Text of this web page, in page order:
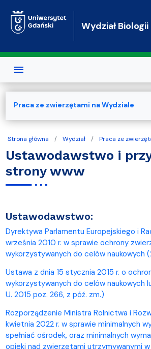
Wydział Biologii
Strona główna Wydział Praca ze
Ustawodawstwo i
strony www
Ustawodawstwo:
Dyrektywa Parlamentu Europejskiego i
września 2010 r. w sprawie ochrony
wykorzystywanych do celów naukowych
Ustawa z dnia 15 stycznia 2015 r. o
wykorzystywanych do celów naukowych
U. 2015 poz. 266, z póź. zm.)
Rozporządzenie Ministra Rolnictwa i
kwietnia 2022 r. w sprawie minimalnych
spełniać ośrodek, oraz minimalnych
opieki nad zwierzętami utrzymywanymi w
Praca ze zwierzętami na Wydziale